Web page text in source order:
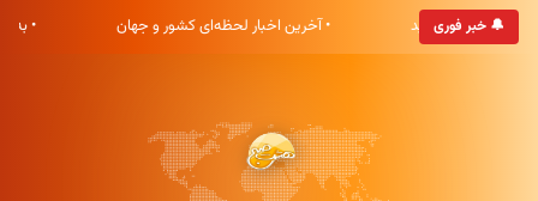
🔔 خبر فوری
صبح خوش آمدید • آخرین اخبار لحظه‌ای کشور و جهان •